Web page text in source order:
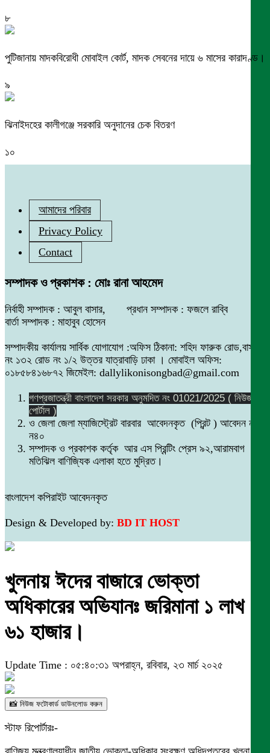
৮
পুটিজানায় মাদকবিরোধী মোবাইল কোর্ট, মাদক সেবনের দায়ে ৬ মাসের কারাদণ্ড।
৯
ঝিনাইদহের কালীগঞ্জে সরকারি অনুদানের চেক বিতরণ
১০
আমাদের পরিবার
Privacy Policy
Contact
সম্পাদক ও প্রকাশক : মোঃ রানা আহমেদ
নির্বাহী সম্পাদক : আবুল বাসার, প্রধান সম্পাদক : ফজলে রাব্বি
বার্তা সম্পাদক : মাহাবুব হোসেন
সম্পাদকীয় কার্যালয় সার্বিক যোগাযোগ :অফিস ঠিকানা: শহিদ ফারুক রোড,বাসা
নং ১৩২ রোড নং ১/২ উত্তর যাত্রাবাড়ি ঢাকা । মোবাইল অফিস:
০১৮৫৮৪১৬৮৭২ জিমেইল: dallylikonisongbad@gmail.com
গণপ্রজাতন্ত্রী বাংলাদেশ সরকার অনুমদিত নং 01021/2025 ( নিউজ
পোর্টাল )
ও জেলা জেলা ম্যাজিস্ট্রেট বারবার আবেদনকৃত (প্রিন্ট ) আবেদন নং
ন৪০
সম্পাদক ও প্রকাশক কর্তৃক আর এস প্রিন্টিং প্রেস ৯২,আরামবাগ
মতিঝিল বাণিজ্যিক এলাকা হতে মুদ্রিত।
বাংলাদেশ কপিরাইট আবেদনকৃত
Design & Developed by: BD IT HOST
খুলনায় ঈদের বাজারে ভোক্তা
অধিকারের অভিযানঃ জরিমানা ১ লাখ
৬১ হাজার।
Update Time : ০৫:৪০:৩১ অপরাহ্ন, রবিবার, ২৩ মার্চ ২০২৫
📸 নিউজ ফটোকার্ড ডাউনলোড করুন
স্টাফ রিপোর্টারঃ-